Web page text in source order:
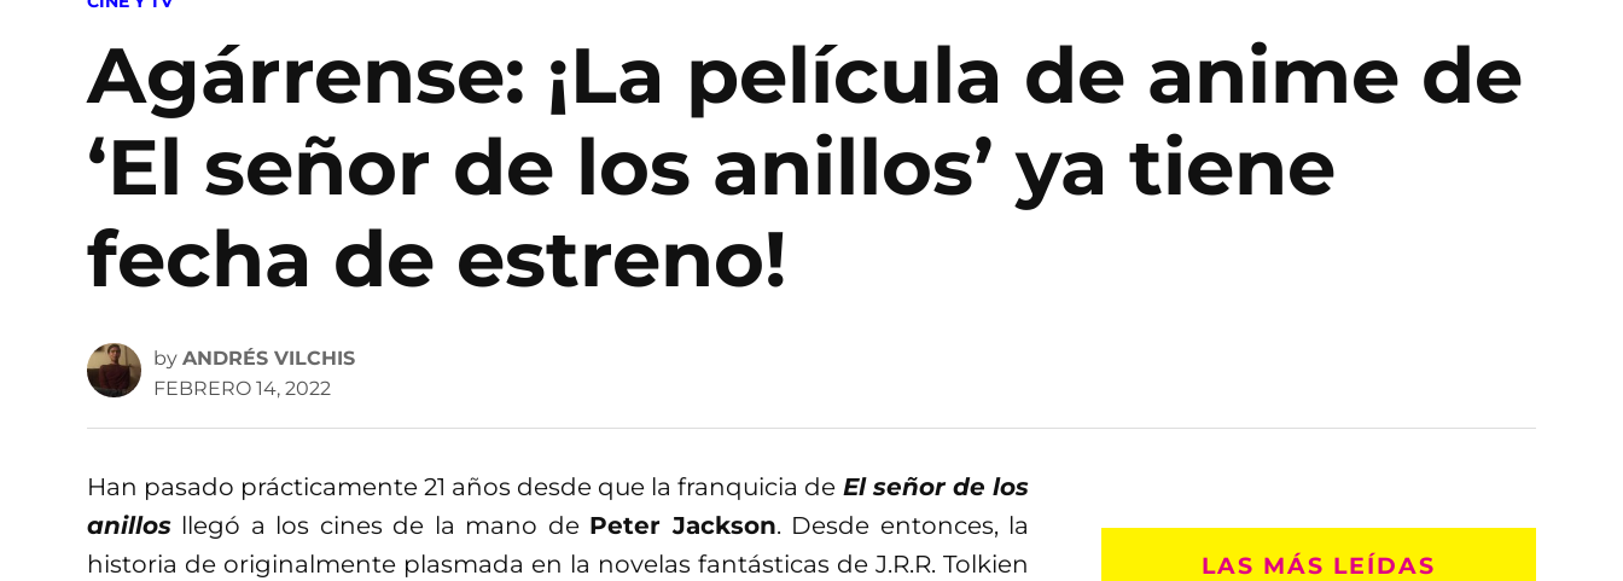
Agárrense: ¡La película de anime de
‘El señor de los anillos’ ya tiene
fecha de estreno!
by ANDRÉS VILCHIS
FEBRERO 14, 2022
Han pasado prácticamente 21 años desde que la franquicia de El señor de los
anillos llegó a los cines de la mano de Peter Jackson. Desde entonces, la
historia de originalmente plasmada en la novelas fantásticas de J.R.R. Tolkien
LAS MÁS LEÍDAS